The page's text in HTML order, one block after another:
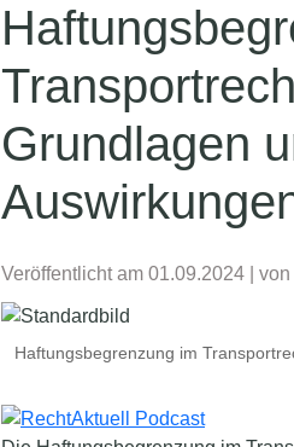
Grundlagen
Veröffentlicht am 01.09.2024 | von
Haftungsbegrenzung im